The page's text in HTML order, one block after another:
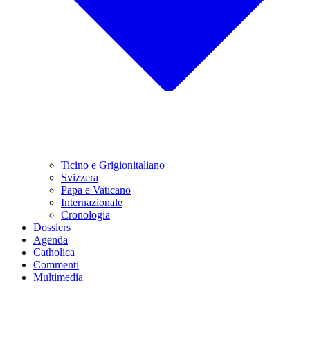
Ticino e Grigionitaliano
Svizzera
Papa e Vaticano
Internazionale
Cronologia
Dossiers
Agenda
Catholica
Commenti
Multimedia